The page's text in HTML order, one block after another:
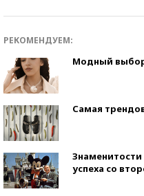
РЕКОМЕНДУЕМ:
Модный
Самая
успеха со